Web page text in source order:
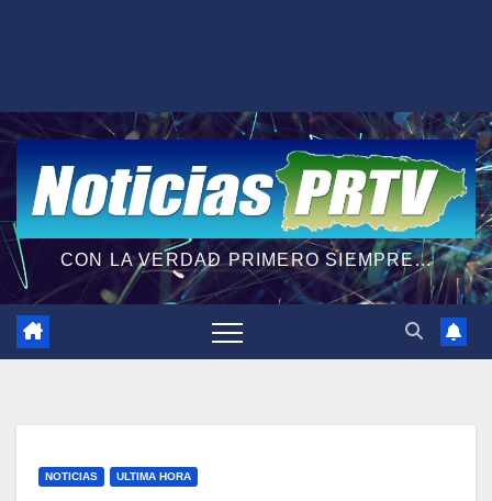
CON LA VERDAD PRIMERO SIEMPRE...
NOTICIAS ULTIMA HORA